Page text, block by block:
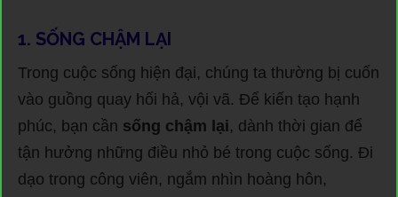
1. SỐNG CHẬM LẠI
Trong cuộc sống hiện đại, chúng ta thường bị cuốn
vào guồng quay hối hả, vội vã. Để kiến tạo hạnh
phúc, bạn cần sống chậm lại, dành thời gian để
tận hưởng những điều nhỏ bé trong cuộc sống. Đi
dạo trong công viên, ngắm nhìn hoàng hôn,